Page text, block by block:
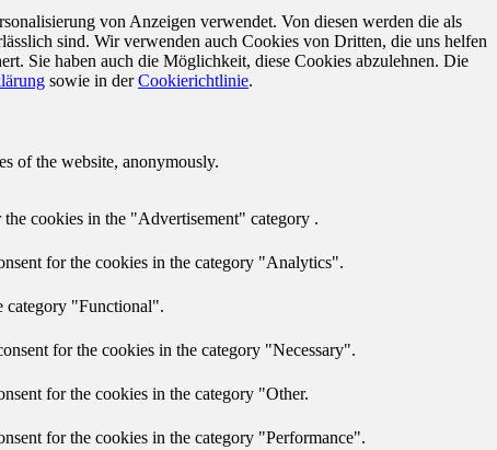
von Anzeigen verwendet. Von diesen werden die als
sind. Wir verwenden auch Cookies von Dritten, die uns helfen
Sie haben auch die Möglichkeit, diese Cookies abzulehnen. Die
sowie in derCookierichtlinie.
of the website, anonymously.
cookies in the "Advertisement" category .
for the cookies in the category "Analytics".
category "Functional".
for the cookies in the category "Necessary".
for the cookies in the category "Other.
for the cookies in the category "Performance".